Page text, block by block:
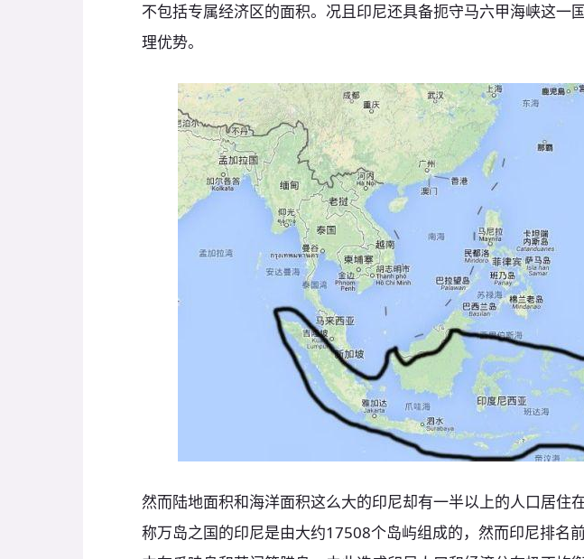
不包括专属经济区的面积。况且印尼还具备扼守马六甲海峡这一
理优势。
然而陆地面积和海洋面积这么大的印尼却有一半以上的人口居住
称万岛之国的印尼是由大约17508个岛屿组成的，然而印尼排名